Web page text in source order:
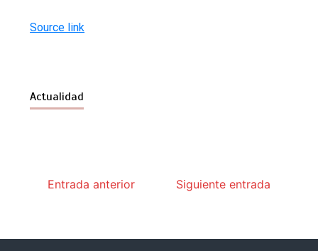
Source link
Actualidad
Entrada anterior Siguiente entrada